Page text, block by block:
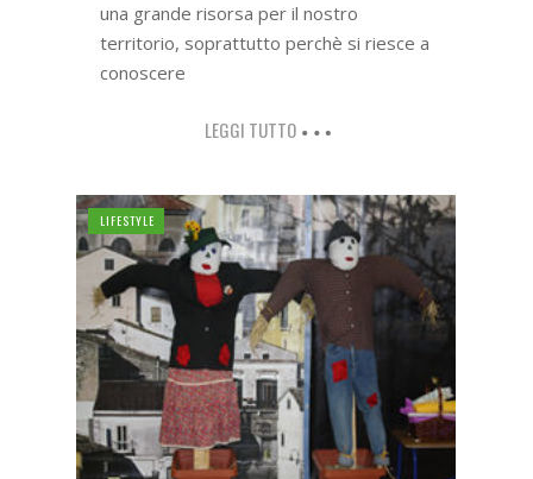
una grande risorsa per il nostro
territorio, soprattutto perchè si riesce a
conoscere
LEGGI TUTTO
LIFESTYLE